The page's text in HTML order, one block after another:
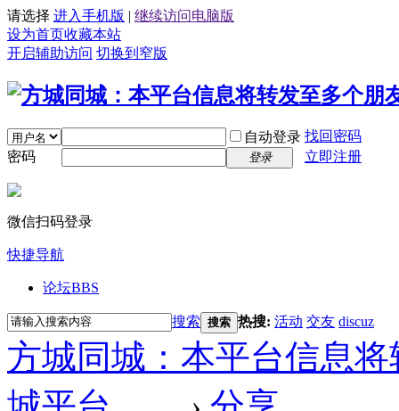
请选择 进入手机版 | 继续访问电脑版
设为首页收藏本站
开启辅助访问 切换到窄版
自动登录 找回密码
密码
登录 立即注册
微信扫码登录
快捷导航
论坛BBS
搜索 搜索 热搜: 活动 交友 discuz
方城同城：本平台信息